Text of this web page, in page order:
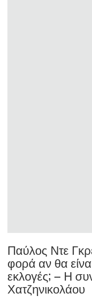
Παύλος Ντε
φορά αν θα
εκλογές; – Η
Χατζηνικολάου